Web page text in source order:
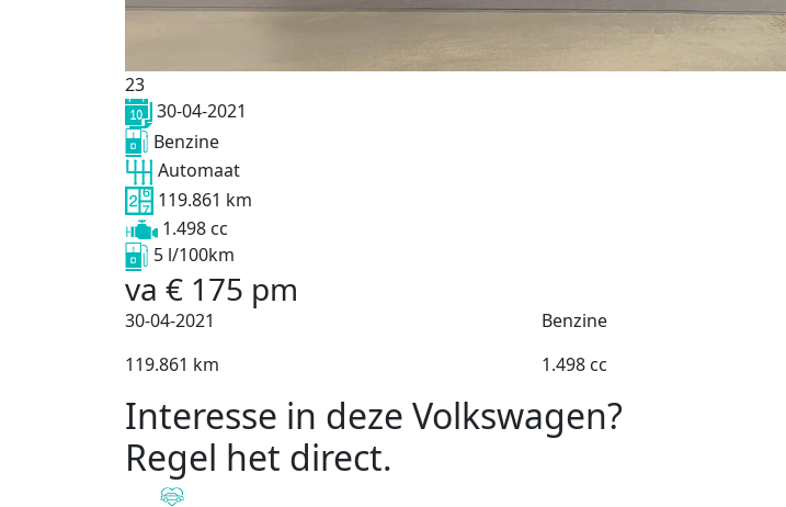
23
30-04-2021
Benzine
Automaat
119.861 km
1.498 cc
5 l/100km
va € 175 pm
30-04-2021 Benzine
119.861 km
1.498 cc
Interesse in deze Volkswagen?
Regel het direct.